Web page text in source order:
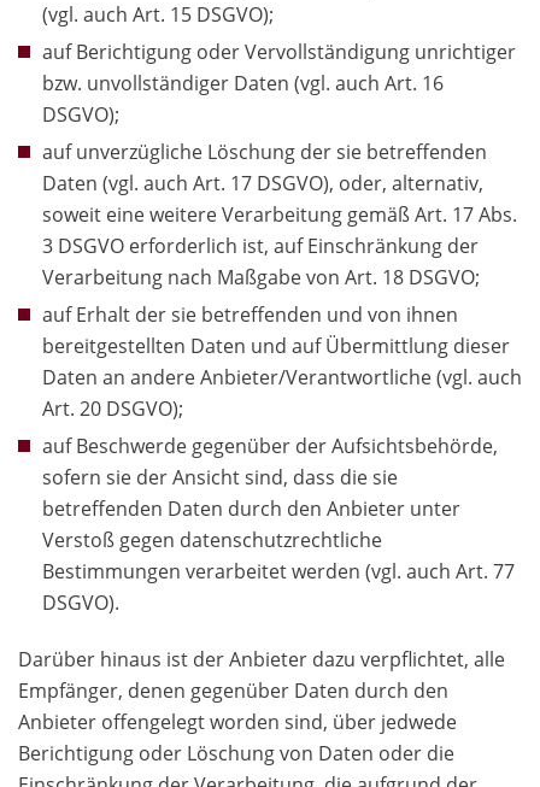
(vgl. auch Art. 15 DSGVO);
auf Berichtigung oder Vervollständigung unrichtiger
bzw. unvollständiger Daten (vgl. auch Art. 16
DSGVO);
auf unverzügliche Löschung der sie betreffenden
Daten (vgl. auch Art. 17 DSGVO), oder, alternativ,
soweit eine weitere Verarbeitung gemäß Art. 17 Abs.
3 DSGVO erforderlich ist, auf Einschränkung der
Verarbeitung nach Maßgabe von Art. 18 DSGVO;
auf Erhalt der sie betreffenden und von ihnen
bereitgestellten Daten und auf Übermittlung dieser
Daten an andere Anbieter/Verantwortliche (vgl. auch
Art. 20 DSGVO);
auf Beschwerde gegenüber der Aufsichtsbehörde,
sofern sie der Ansicht sind, dass die sie
betreffenden Daten durch den Anbieter unter
Verstoß gegen datenschutzrechtliche
Bestimmungen verarbeitet werden (vgl. auch Art. 77
DSGVO).
Darüber hinaus ist der Anbieter dazu verpflichtet, alle
Empfänger, denen gegenüber Daten durch den
Anbieter offengelegt worden sind, über jedwede
Berichtigung oder Löschung von Daten oder die